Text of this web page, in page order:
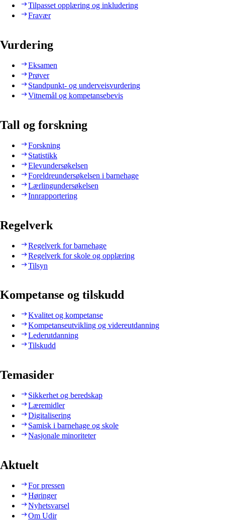
Tilpasset opplæring og inkludering
Fravær
Vurdering
Eksamen
Prøver
Standpunkt- og underveisvurdering
Vitnemål og kompetansebevis
Tall og forskning
Forskning
Statistikk
Elevundersøkelsen
Foreldreundersøkelsen i barnehage
Lærlingundersøkelsen
Innrapportering
Regelverk
Regelverk for barnehage
Regelverk for skole og opplæring
Tilsyn
Kompetanse og tilskudd
Kvalitet og kompetanse
Kompetanseutvikling og videreutdanning
Lederutdanning
Tilskudd
Temasider
Sikkerhet og beredskap
Læremidler
Digitalisering
Samisk i barnehage og skole
Nasjonale minoriteter
Aktuelt
For pressen
Høringer
Nyhetsvarsel
Om Udir